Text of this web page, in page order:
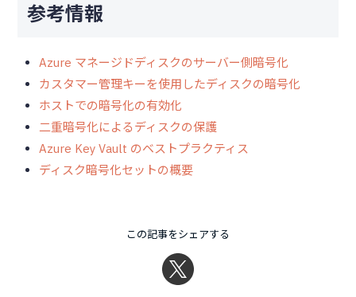
参考情報
Azure マネージドディスクのサーバー側暗号化
カスタマー管理キーを使用したディスクの暗号化
ホストでの暗号化の有効化
二重暗号化によるディスクの保護
Azure Key Vault のベストプラクティス
ディスク暗号化セットの概要
この記事をシェアする